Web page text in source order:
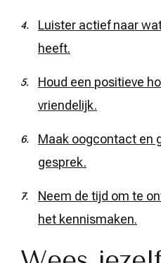
Luister actief naar
heeft.
Houd een positieve
vriendelijk.
Maak oogcontact en
gesprek.
Neem de tijd om te
het kennismaken.